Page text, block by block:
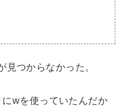
見つからなかった。
wを使っていたんだか